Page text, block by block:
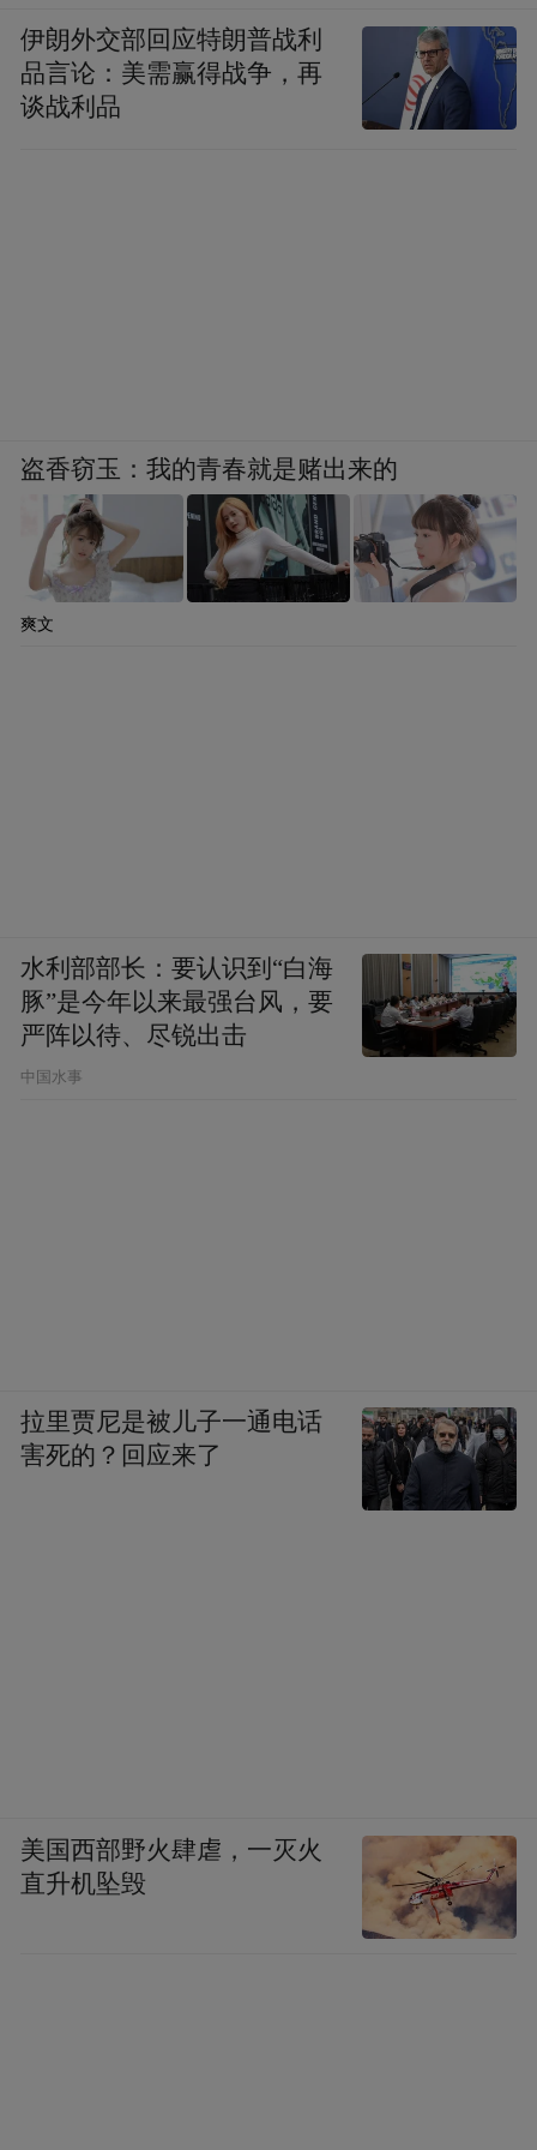
伊朗外交部回应特朗普战利
品言论：美需赢得战争，再
谈战利品
盗香窃玉：我的青春就是赌出来的
爽文
水利部部长：要认识到“白海
豚”是今年以来最强台风，要
严阵以待、尽锐出击
中国水事
拉里贾尼是被儿子一通电话
害死的？回应来了
美国西部野火肆虐，一灭火
直升机坠毁